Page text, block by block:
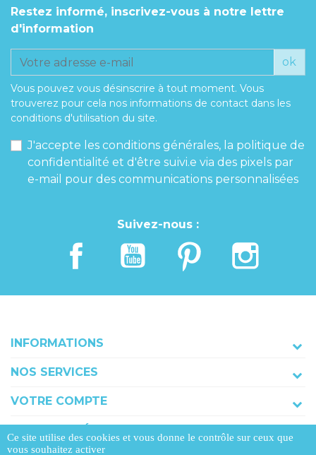
Restez informé, inscrivez-vous à notre lettre
d'information
ok
Vous pouvez vous désinscrire à tout moment. Vous
trouverez pour cela nos informations de contact dans les
conditions d'utilisation du site.
J'accepte les conditions générales, la politique de
confidentialité et d'être suivi.e via des pixels par
e-mail pour des communications personnalisées
Suivez-nous :
INFORMATIONS
NOS SERVICES
VOTRE COMPTE
Ce site utilise des cookies et vous donne le contrôle sur ceux que
vous souhaitez activer